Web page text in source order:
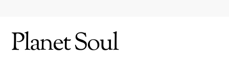
Planet Soul